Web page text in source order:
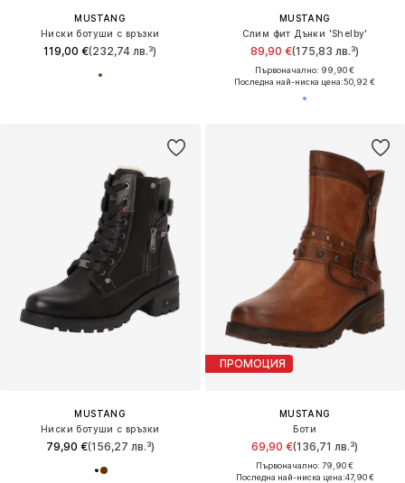
MUSTANG
Ниски ботуши с връзки
119,00 €(232,74 лв.³)
MUSTANG
Слим фит Дънки 'Shelby'
89,90 €(175,83 лв.³)
Първоначално: 99,90 €
Последна най-ниска цена:50,92 €
MUSTANG
Ниски ботуши с връзки
79,90 €(156,27 лв.³)
ПРОМОЦИЯ
MUSTANG
Боти
69,90 €(136,71 лв.³)
Първоначално: 79,90 €
Последна най-ниска цена:47,90 €